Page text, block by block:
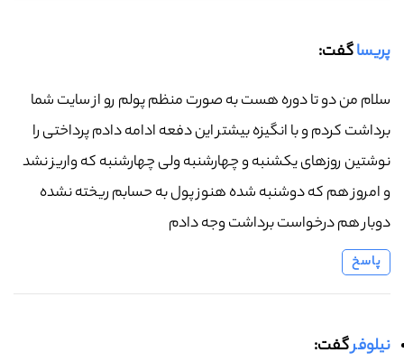
پریساگفت:
سلام من دو تا دوره هست به صورت منظم پولم رو از سایت شما
برداشت کردم و با انگیزه بیشتر این دفعه ادامه دادم پرداختی را
نوشتین روزهای یکشنبه و چهارشنبه ولی چهارشنبه که واریز نشد
و امروز هم که دوشنبه شده هنوز پول به حسابم ریخته نشده
دوبار هم درخواست برداشت وجه دادم
پاسخ
نیلوفرگفت: